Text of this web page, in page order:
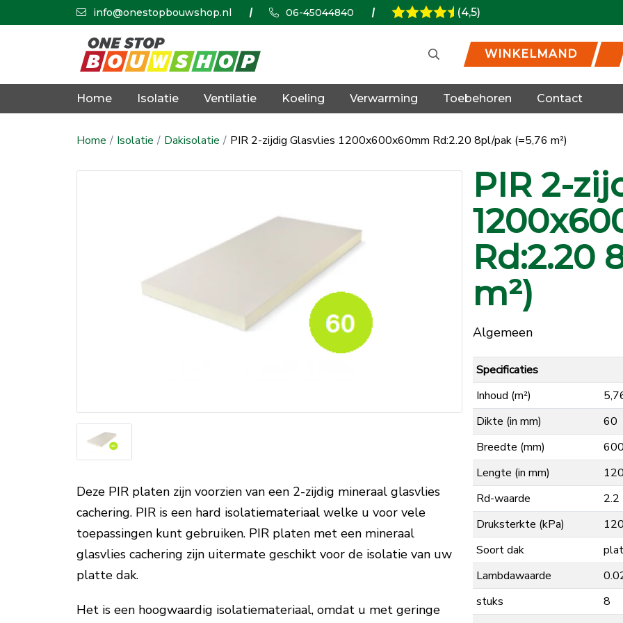
info@onestopbouwshop.nl 06-45044840 (4,5)
WINKELMAND
Home Isolatie Ventilatie Koeling Verwarming Toebehoren Contact
Home Isolatie Dakisolatie PIR 2-zijdig Glasvlies 1200x600x60mm Rd:2.20 8pl/pak (=5,76 m²)
Deze PIR platen zijn voorzien van een 2-zijdig mineraal glasvlies
cachering. PIR is een hard isolatiemateriaal welke u voor vele
toepassingen kunt gebruiken. PIR platen met een mineraal
glasvlies cachering zijn uitermate geschikt voor de isolatie van uw
platte dak.
Het is een hoogwaardig isolatiemateriaal, omdat u met geringe
PIR 2-
Rd:2.20
m²)
Algemeen
Specificaties
Inhoud (m²)
Dikte (in mm)
60
Breedte (mm)
600
Lengte (in mm)
Rd-waarde
2.2
Druksterkte (kPa)
120
Soort dak
plat
Lambdawaarde
stuks
8